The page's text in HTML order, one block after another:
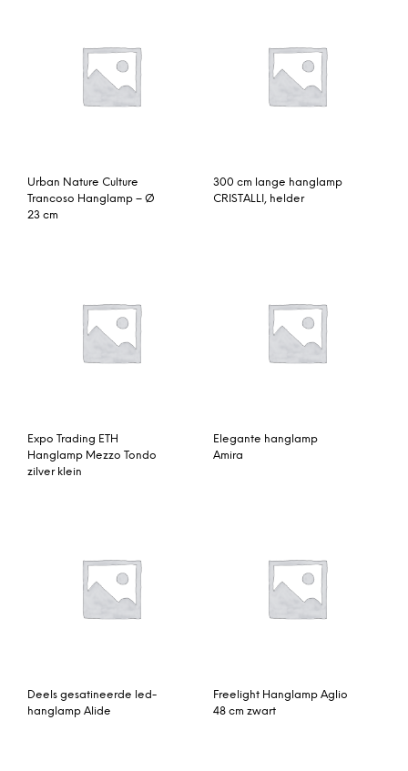
Urban Nature Culture
Trancoso Hanglamp – Ø
23 cm
300 cm lange hanglamp
CRISTALLI, helder
Expo Trading ETH
Hanglamp Mezzo Tondo
zilver klein
Elegante hanglamp
Amira
Deels gesatineerde led-
hanglamp Alide
Freelight Hanglamp Aglio
48 cm zwart